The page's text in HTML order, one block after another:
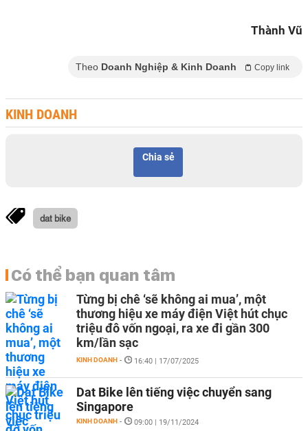
Thành Vũ
Theo Doanh Nghiệp & Kinh Doanh Copy link
KINH DOANH
Chia sẻ
dat bike
Có thể bạn quan tâm
Từng bị chê ‘sẽ không ai mua’, một
thương hiệu xe máy điện Việt hút chục
triệu đô vốn ngoại, ra xe đi gần 300
km/lần sạc
KINH DOANH - 16:40 | 17/07/2025
Dat Bike lên tiếng việc chuyển sang
Singapore
KINH DOANH - 09:00 | 19/11/2024